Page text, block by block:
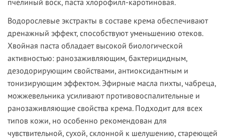
пчелиный воск, паста хлорофилл-каротиновая.
Водорослевые экстракты в составе крема обеспечивают
дренажный эффект, способствуют уменьшению отеков.
Хвойная паста обладает высокой биологической
активностью: ранозаживляющим, бактерицидным,
дезодорирующим свойствами, антиоксидантным и
тонизирующим эффектом. Эфирные масла пихты, чабреца,
можжевельника усиливают противовоспалительные и
ранозаживляющие свойства крема. Подходит для всех
типов кожи, но особенно рекомендован для
чувствительной, сухой, склонной к шелушению, стареющей